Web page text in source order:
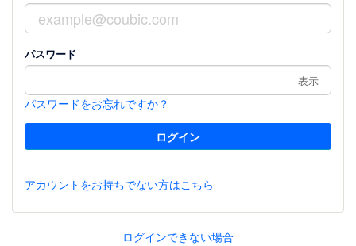
パスワード
表示
パスワードをお忘れですか？
アカウントをお持ちでない方はこちら
ログインできない場合